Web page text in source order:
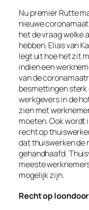
Nu premier Rutte
nieuwe
het de vraag welke
hebben. Elias van
legt uit hoe het zit
indien een
van de
besmettingen
werkgevers in de
zien met
moeten. Ook wordt
recht op
dat thuiswerken de
gehandhaafd.
meeste
mogelijk zijn.
Recht op